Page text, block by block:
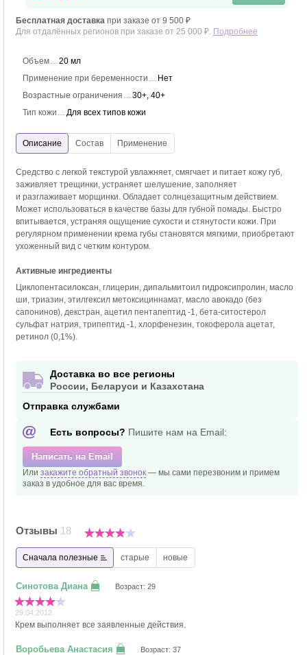
Бесплатная доставка при заказе от 9 500 ₽
Для отдалённых регионов при заказе от 25 000 ₽. Подробнее
Объем
20 мл
Применение при беременности
Нет
Возрастные ограничения
30+, 40+
Тип кожи
Для всех типов кожи
Средство с легкой текстурой увлажняет, смягчает и питает кожу губ,
заживляет трещинки, устраняет шелушение, заполняет
и разглаживает морщинки. Обладает солнцезащитным действием.
Может использоваться в качестве базы для губной помады. Быстро
впитывается, устраняя ощущение сухости и стянутости кожи. При
регулярном применении крема губы становятся мягкими, приобретают
ухоженный вид с четким контуром.
Активные ингредиенты
Циклопентасилоксан, глицерин, дипальмитоил гидроксипролин, масло
ши, триазин, этилгексил метоксициннамат, масло авокадо (без
сапонинов), декстран, ацетил пентапептид -1, бета-ситостерол
сульфат натрия, трипептид -1, хлорфенезин, токоферола ацетат,
ретинол (0,1%).
Доставка во все регионы
России, Беларуси и Казахстана
Отправка службами
Есть вопросы? Пишите нам на Email:
Написать на Email
Или закажите обратный звонок — мы сами перезвоним и примем
заказ в удобное для вас время.
Отзывы 18
Сначала полезные старые новые
Возраст: 29
29.04.2012
Крем выполняет все заявленные действия.
Возраст: 37